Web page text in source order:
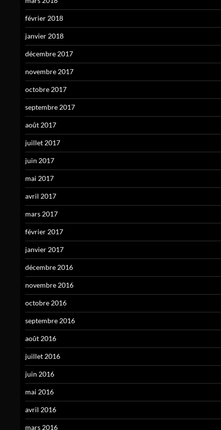
février 2018
janvier 2018
décembre 2017
novembre 2017
octobre 2017
septembre 2017
août 2017
juillet 2017
juin 2017
mai 2017
avril 2017
mars 2017
février 2017
janvier 2017
décembre 2016
novembre 2016
octobre 2016
septembre 2016
août 2016
juillet 2016
juin 2016
mai 2016
avril 2016
mars 2016